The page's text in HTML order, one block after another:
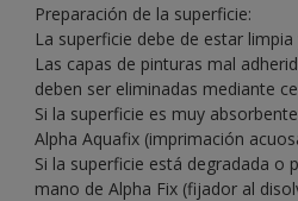
Preparación de la superficie:
La superficie debe de estar
Las capas de pinturas mal
deben ser eliminadas mediante
Si la superficie es muy
Alpha Aquafix (imprimación
Si la superficie está degradada o
mano de Alpha Fix (fijador al